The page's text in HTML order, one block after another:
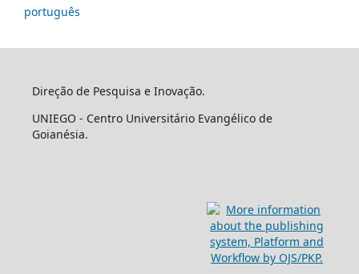
português
Direção de Pesquisa e Inovação.
UNIEGO - Centro Universitário Evangélico de
Goianésia.